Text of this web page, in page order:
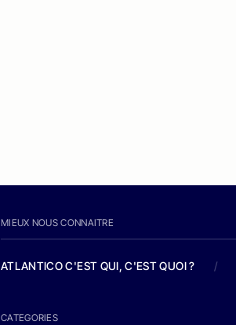
MIEUX NOUS CONNAITRE
ATLANTICO C'EST QUI, C'EST QUOI ? /
CATEGORIES